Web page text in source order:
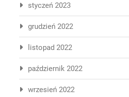
styczeń 2023
grudzień 2022
listopad 2022
październik 2022
wrzesień 2022